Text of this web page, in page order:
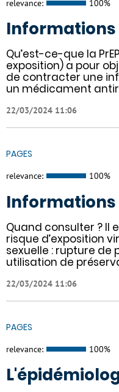
relevance: 100%
Informations
Qu’est-ce-que la
exposition) a pour
de contracter une
un médicament
22/03/2024 11:06
PAGES
relevance: 100%
Informations
Quand consulter ? Il
risque d’exposition
sexuelle : rupture de
utilisation de
22/03/2024 11:06
PAGES
relevance: 100%